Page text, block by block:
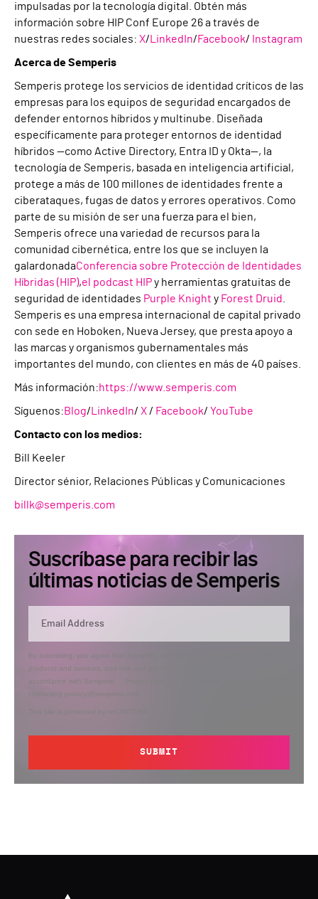
impulsadas por la tecnología digital. Obtén más
información sobre HIP Conf Europe 26 a través de
nuestras redes sociales: X/ LinkedIn/Facebook/ Instagram
Acerca de Semperis
Semperis protege los servicios de identidad críticos de las
empresas para los equipos de seguridad encargados de
defender entornos híbridos y multinube. Diseñada
específicamente para proteger entornos de identidad
híbridos —como Active Directory, Entra ID y Okta—, la
tecnología de Semperis, basada en inteligencia artificial,
protege a más de 100 millones de identidades frente a
ciberataques, fugas de datos y errores operativos. Como
parte de su misión de ser una fuerza para el bien,
Semperis ofrece una variedad de recursos para la
comunidad cibernética, entre los que se incluyen la
galardonadaConferencia sobre Protección de Identidades
Híbridas (HIP),el podcast HIPy herramientas gratuitas de
seguridad de identidades Purple Knight y Forest Druid
Semperis es una empresa internacional de capital privado
con sede en Hoboken, Nueva Jersey, que presta apoyo a
las marcas y organismos gubernamentales más
importantes del mundo, con clientes en más de 40 países.
Más información:https://www.semperis.com
Síguenos:Blog/ LinkedIn/ X / Facebook/ YouTube
Contacto con los medios:
Bill Keeler
Director sénior, Relaciones Públicas y Comunicaciones
billk@semperis.com
Suscríbase para recibir las
últimas noticias de Semperis
By submitting, you agree that Semperis may send you information regarding its
products and services, and use and process your personal information in
accordance with Semperis’
contacting privacy@semperis.com.
This site is protected by reCAPTCHA.
SUBMIT